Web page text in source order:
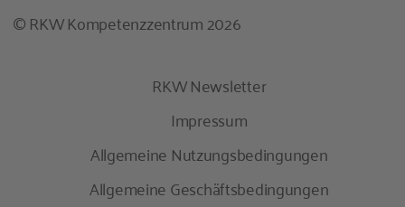
© RKW Kompetenzzentrum 2026
RKW Newsletter
Impressum
Allgemeine Nutzungsbedingungen
Allgemeine Geschäftsbedingungen